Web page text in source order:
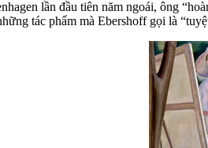
lần đầu tiên năm ngoái, ông
tác phẩm mà Ebershoff gọi là